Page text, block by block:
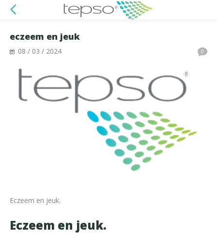
eczeem en jeuk
08 / 03 / 2024 0
Eczeem en jeuk.
Eczeem en jeuk.